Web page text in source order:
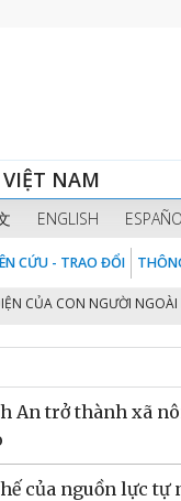
NAM
ENGLISH
CỨU - TRAO ĐỔI
CON NGƯỜI NGOÀI
An trở thành xã
của nguồn lực tự